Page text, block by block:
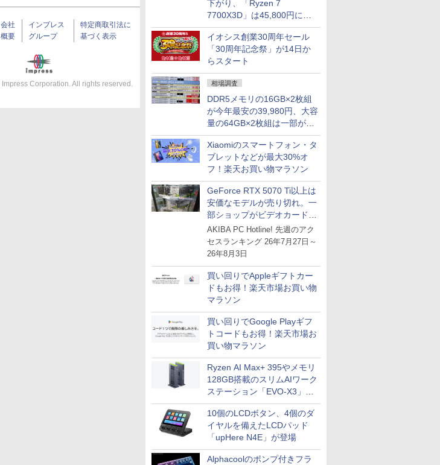
下がり、「Ryzen 7
7700X3D」は45,800円に急
落し「Ryzen 7 7800X3D」
との価格逆転解消 [8月前半の
CPU価格]
イオシス創業30周年セール
「30周年記念祭」が14日か
らスタート
相場調査
DDR5メモリの16GB×2枚組
が今年最安の39,980円、大容
量の64GB×2枚組は一部が続
騰 [8月前半のメモリ価格]
Xiaomiのスマートフォン・タ
ブレットなどが最大30%オ
フ！楽天お買い物マラソン
GeForce RTX 5070 Ti以上は
安価なモデルが売り切れ。一
部ショップがビデオカードの
購入制限を実施したニュース
が注目を集める
AKIBA PC Hotline! 先週のアク
セスランキング 26年7月27日～
26年8月3日
買い回りでAppleギフトカー
ドもお得！楽天市場お買い物
マラソン
買い回りでGoogle Playギフ
トコードもお得！楽天市場お
買い物マラソン
Ryzen AI Max+ 395やメモリ
128GB搭載のスリムAIワーク
ステーション「EVO-X3」が
GMKtecから
10個のLCDボタン、4個のダ
イヤルを備えたLCDパッド
「upHere N4E」が登場
Alphacoolのポンプ付きフラ
会社
概要
インプレス
グループ
特定商取引法に
基づく表示
Impress Corporation. All rights reserved.